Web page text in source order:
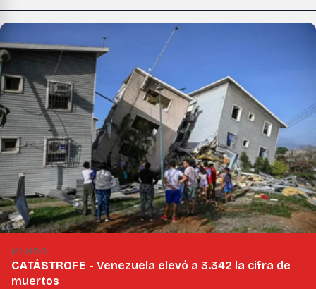
MUNDO
CATÁSTROFE - Venezuela elevó a 3.342 la cifra de
muertos